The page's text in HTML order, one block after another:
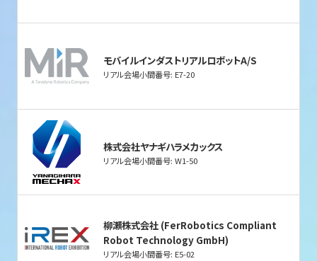
モバイルインダストリアルロボットA/S
リアル会場小間番号: E7-20
株式会社ヤナギハラメカックス
リアル会場小間番号: W1-50
柳瀬株式会社 (FerRobotics Compliant
Robot Technology GmbH)
リアル会場小間番号: E5-02